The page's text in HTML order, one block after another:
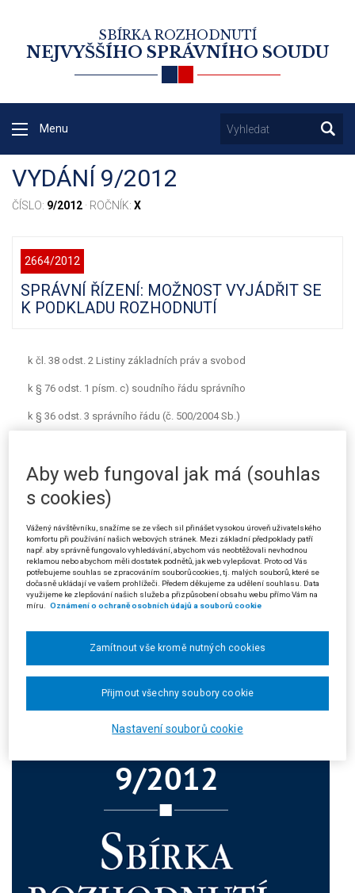
SBÍRKA ROZHODNUTÍ
NEJVYŠŠÍHO SPRÁVNÍHO SOUDU
Menu
VYDÁNÍ 9/2012
ČÍSLO: 9/2012 · ROČNÍK: X
2664/2012
SPRÁVNÍ ŘÍZENÍ: MOŽNOST VYJÁDŘIT SE
K PODKLADU ROZHODNUTÍ
k čl. 38 odst. 2 Listiny základních práv a svobod
k § 76 odst. 1 písm. c) soudního řádu správního
k § 36 odst. 3 správního řádu (č. 500/2004 Sb.)
správní řízení náleží, může uplatnit po celou dobu trvání tohoto
řízení, aniž by mu před ukončením dotyčného řízení bylo dáno na
vědomí, k jakému datu správní orgán hodlá vydat rozhodnutí ve
věci, zakládá to vadu řízení ve smyslu § 76 odst. 1 písm. c) s. ř. s.
pro porušení § 36 odst. 3 správního řádu z roku 2004 v návaznosti
na čl. 38 odst. 2 Listiny základních práv a svobod, které garantují
účastníku správního řízenímožnost prezentovat své stanovisko k
důkazním prostředkům shromážděným ve správním řízení ve fázi
před vydáním rozhodnutí.
(Podle rozsudku Krajského soudu v Ústí nad Labem ze dne 25. 6. 2009, čj.
15 Ca 258/2008-55)
Prejudikatura:č. 186/2004 Sb. NSS, č. 303/2004 Sb. NSS, č. 1319/2007
Sb. NSS; nález Ústavního soudu č. 36/2005 Sb. ÚS (sp. zn. II. ÚS 329/04).
Aby web fungoval jak má (souhlas
s cookies)
Vážený návštěvníku, snažíme se ze všech sil přinášet vysokou úroveň uživatelského
komfortu při používání našich webových stránek. Mezi základní předpoklady patří
např. aby správně fungovalo vyhledávání, abychom vás neobtěžovali nevhodnou
reklamou nebo abychom měli dostatek podnětů, jak web vylepšovat. Proto od Vás
potřebujeme souhlas se zpracováním souborů cookies, tj. malých souborů, které se
dočasně ukládají ve vašem prohlížeči. Předem děkujeme za udělení souhlasu. Data
využijeme ke zlepšování našich služeb a přizpůsobení obsahu webu přímo Vám na
míru. Oznámení o ochraně osobních údajů a souborů cookie
Nastavení souborů cookie
Zamítnout vše kromě nutných cookies
Přijmout všechny soubory cookie